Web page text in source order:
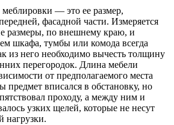
— это ее размер,
фасадной части. Измеряется
размеры, по внешнему краю, и
шкафа, тумбы или комода всегда
из него необходимо вычесть толщину
перегородок. Длина мебели
от предполагаемого места
предмет вписался в обстановку, но
проходу, а между ним и
узких щелей, которые не несут
нагрузки.